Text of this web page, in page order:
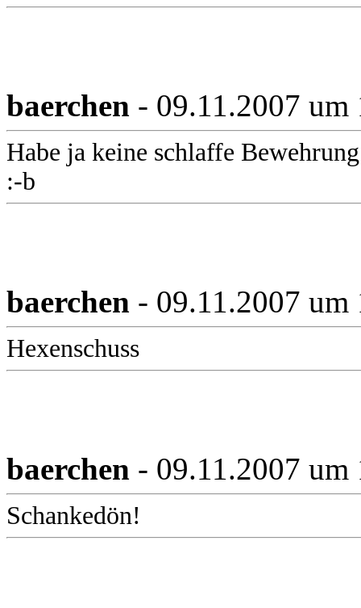
baerchen - 09.11.2007 um
Habe ja keine schlaffe
:-b
baerchen - 09.11.2007 um
Hexenschuss
baerchen - 09.11.2007 um
Schankedön!